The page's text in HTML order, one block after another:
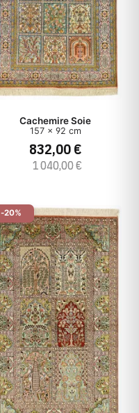
Cachemire Soie
157 x 92 cm
832,00 €
1 040,00 €
-20%